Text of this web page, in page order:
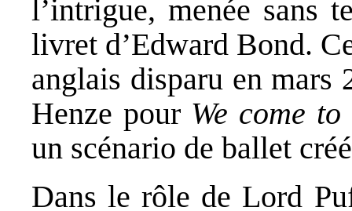
l’intrigue, menée sans
livret d’Edward Bond.
anglais disparu en mars
Henze pour We come
un scénario de ballet
Dans le rôle de Lord